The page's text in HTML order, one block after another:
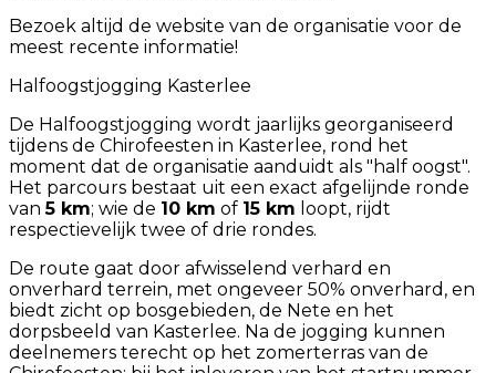
Bezoek altijd de website van de organisatie voor de
meest recente informatie!
Halfoogstjogging Kasterlee
De Halfoogstjogging wordt jaarlijks georganiseerd
tijdens de Chirofeesten in Kasterlee, rond het
moment dat de organisatie aanduidt als "half oogst".
Het parcours bestaat uit een exact afgelijnde ronde
van5 km; wie de 10 km of 15 km loopt, rijdt
respectievelijk twee of drie rondes.
De route gaat door afwisselend verhard en
onverhard terrein, met ongeveer 50% onverhard, en
biedt zicht op bosgebieden, de Nete en het
dorpsbeeld van Kasterlee. Na de jogging kunnen
deelnemers terecht op het zomerterras van de